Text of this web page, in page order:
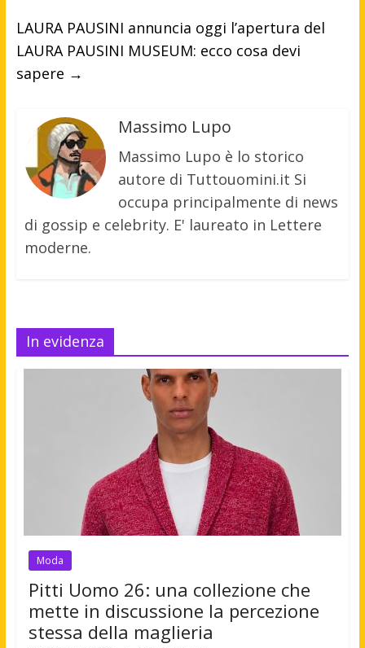
LAURA PAUSINI annuncia oggi l’apertura del
LAURA PAUSINI MUSEUM: ecco cosa devi
sapere →
Massimo Lupo
Massimo Lupo è lo storico
autore di Tuttouomini.it Si
occupa principalmente di news
di gossip e celebrity. E' laureato in Lettere
moderne.
In evidenza
Moda
Pitti Uomo 26: una collezione che
mette in discussione la percezione
stessa della maglieria